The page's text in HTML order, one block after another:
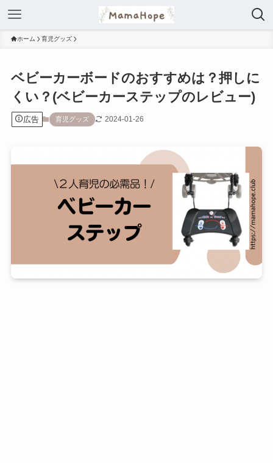
ホーム 育児グッズ
ベビーカーボードのおすすめは？押しに
くい？(ベビーカーステップのレビュー)
広告 育児グッズ 2024-01-26